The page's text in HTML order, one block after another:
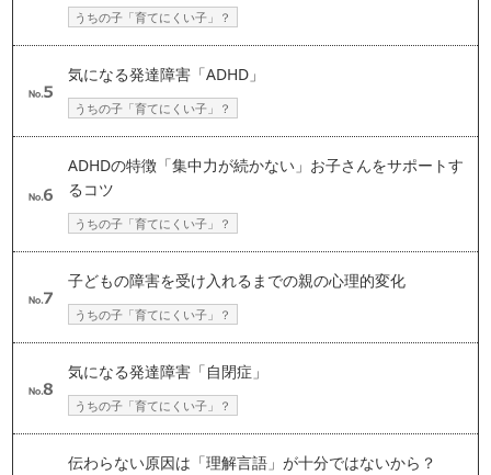
うちの子「育てにくい子」？
気になる発達障害「ADHD」
うちの子「育てにくい子」？
ADHDの特徴「集中力が続かない」お子さんをサポートす
るコツ
うちの子「育てにくい子」？
子どもの障害を受け入れるまでの親の心理的変化
うちの子「育てにくい子」？
気になる発達障害「自閉症」
うちの子「育てにくい子」？
伝わらない原因は「理解言語」が十分ではないから？